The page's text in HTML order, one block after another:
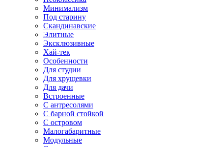
Минимализм
Под старину
Скандинавские
Элитные
Эксклюзивные
Хай-тек
Особенности
Для студии
Для хрущевки
Для дачи
Встроенные
С антресолями
С барной стойкой
С островом
Малогабаритные
Модульные